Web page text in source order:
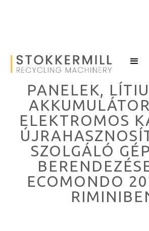
PANELEK,
ELEKTROMOS
SZOLGÁLÓ
ECOMONDO